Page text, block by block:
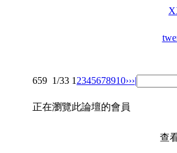
659 1/33 1 2345678910›››|
正在瀏覽此論壇的會員
查